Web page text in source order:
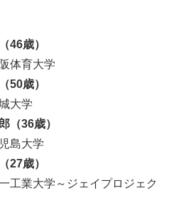
歳）
体育大学
歳）
大学
36歳）
島大学
歳）
工業大学～ジェイプロジェク